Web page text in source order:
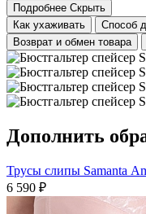
Подробнее Скрыть
Как ухаживать
Способ
Возврат и обмен товара
Дополнить
Трусы слипы Samanta
6 590 ₽